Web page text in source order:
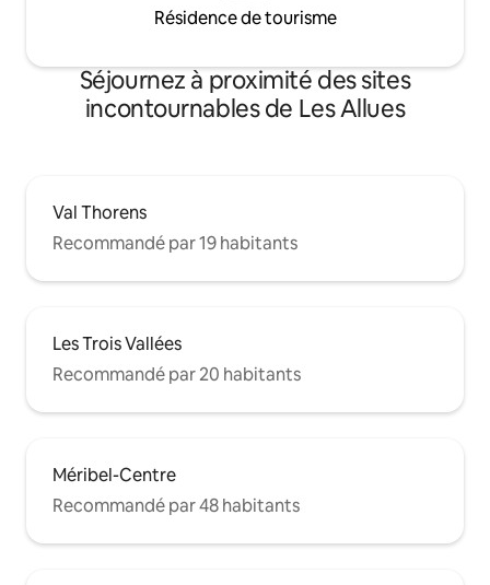
Résidence de tourisme
Séjournez à proximité des sites
incontournables de Les Allues
Val Thorens
Recommandé par 19 habitants
Les Trois Vallées
Recommandé par 20 habitants
Méribel-Centre
Recommandé par 48 habitants